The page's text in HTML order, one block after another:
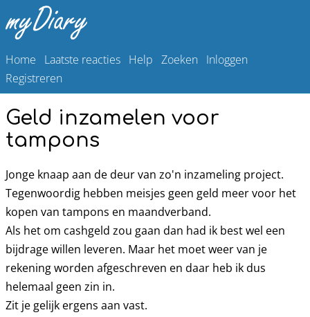
Home Laatste reacties Help Zoeken Inloggen
Registreren
Geld inzamelen voor
tampons
Jonge knaap aan de deur van zo'n inzameling project.
Tegenwoordig hebben meisjes geen geld meer voor het
kopen van tampons en maandverband.
Als het om cashgeld zou gaan dan had ik best wel een
bijdrage willen leveren. Maar het moet weer van je
rekening worden afgeschreven en daar heb ik dus
helemaal geen zin in.
Zit je gelijk ergens aan vast.